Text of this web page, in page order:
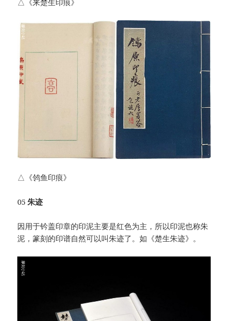
△《鸰鱼印痕》
05朱迹
因用于钤盖印章的印泥主要是红色为主，所以印泥也称朱
泥，篆刻的印谱自然可以叫朱迹了。如《楚生朱迹》。